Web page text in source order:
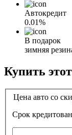
Автокредит
0.01%
В подарок
зимняя
Купить
Цена авто со
Срок